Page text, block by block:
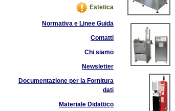
Estetica
Normativa e Linee Guida
Contatti
Chi siamo
Newsletter
Documentazione per la Fornitura
dati
Materiale Didattico